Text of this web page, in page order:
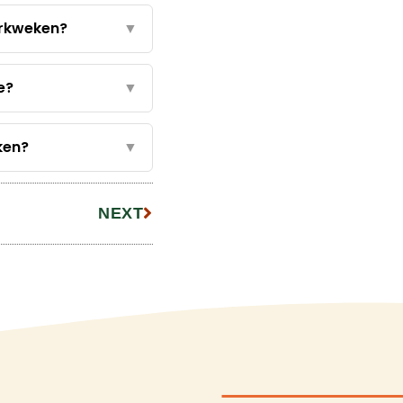
▼
▼
▼
NEXT